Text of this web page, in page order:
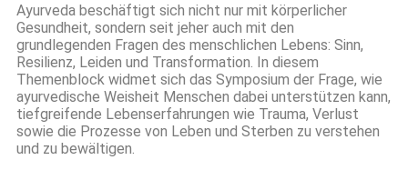
Ayurveda beschäftigt sich nicht nur mit körperlicher
Gesundheit, sondern seit jeher auch mit den
grundlegenden Fragen des menschlichen Lebens: Sinn,
Resilienz, Leiden und Transformation. In diesem
Themenblock widmet sich das Symposium der Frage, wie
ayurvedische Weisheit Menschen dabei unterstützen kann,
tiefgreifende Lebenserfahrungen wie Trauma, Verlust
sowie die Prozesse von Leben und Sterben zu verstehen
und zu bewältigen.